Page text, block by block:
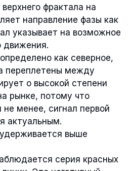
фрактала на
направление фазы как
указывает на возможное
движения.
как северное,
переплетены между
о высокой степени
рынке, потому что
менее, сигнал первой
актуальным.
выше
серия красных